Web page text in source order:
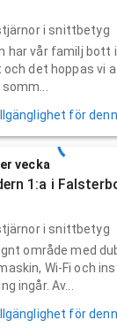
i snittbetyg
har vår familj bott
det hoppas vi
för
vecka
1:a i
i snittbetyg
område med
Wi-Fi och
ingår. Av...
för